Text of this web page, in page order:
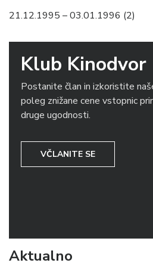
21.12.1995 – 03.01.1996 (2)
Klub Kinodvor
Postanite član in izkoristite
poleg znižane cene vstopnic
druge ugodnosti.
VČLANITE SE
Aktualno